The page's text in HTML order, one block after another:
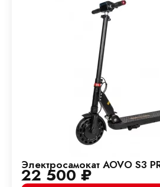
Электросамокат AOVO S3
22 500₽